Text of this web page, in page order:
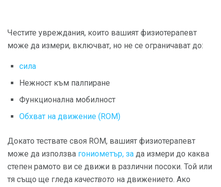
Честите увреждания, които вашият физиотерапевт
може да измери, включват, но не се ограничават до:
сила
Нежност към палпиране
Функционална мобилност
Обхват на движение (ROM)
Докато тествате своя ROM, вашият физиотерапевт
може да използва гониометър, за да измери до каква
степен рамото ви се движи в различни посоки. Той или
тя също ще гледа качеството на движението. Ако